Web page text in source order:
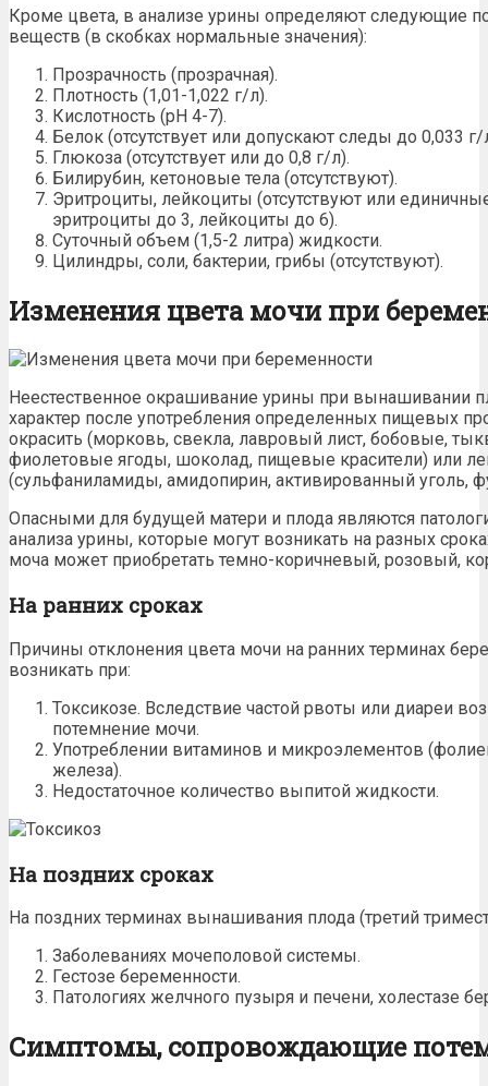
Кроме цвета, в анализе урины определяют следующие
веществ (в скобках нормальные значения):
Прозрачность (прозрачная).
Плотность (1,01-1,022 г/л).
Кислотность (рН 4-7).
Белок (отсутствует или допускают следы до 0,033 г/
Глюкоза (отсутствует или до 0,8 г/л).
Билирубин, кетоновые тела (отсутствуют).
Эритроциты, лейкоциты (отсутствуют или
эритроциты до 3, лейкоциты до 6).
Суточный объем (1,5-2 литра) жидкости.
Цилиндры, соли, бактерии, грибы (отсутствуют).
Изменения цвета мочи при
Неестественное окрашивание урины при вынашивании
характер после употребления определенных пищевых
окрасить (морковь, свекла, лавровый лист, бобовые,
фиолетовые ягоды, шоколад, пищевые красители) или
(сульфаниламиды, амидопирин, активированный уголь,
Опасными для будущей матери и плода являются
анализа урины, которые могут возникать на разных
моча может приобретать темно-коричневый, розовый,
На ранних сроках
Причины отклонения цвета мочи на ранних терминах
возникать при:
Токсикозе. Вследствие частой рвоты или диареи
потемнение мочи.
Употреблении витаминов и микроэлементов
железа).
Недостаточное количество выпитой жидкости.
На поздних сроках
На поздних терминах вынашивания плода (третий
Заболеваниях мочеполовой системы.
Гестозе беременности.
Патологиях желчного пузыря и печени, холестазе
Симптомы, сопровождающие